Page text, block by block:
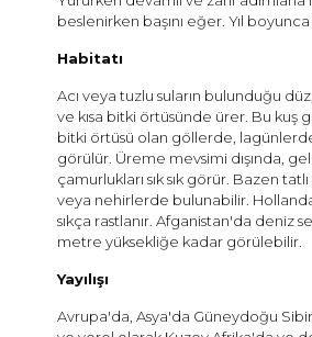
beslenirken başını eğer. Yıl
Habitatı
Acı veya tuzlu suların bulunduğu
ve kısa bitki örtüsünde ürer. Bu kuş
bitki örtüsü olan göllerde,
görülür. Üreme mevsimi dışında,
çamurlukları sık sık görür. Bazen
veya nehirlerde bulunabilir.
sıkça rastlanır. Afganistan'da deniz
metre yüksekliğe kadar görülebilir.
Yayılışı
Avrupa'da, Asya'da Güneydoğu